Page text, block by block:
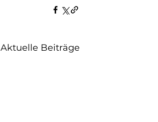
Aktuelle Beiträge